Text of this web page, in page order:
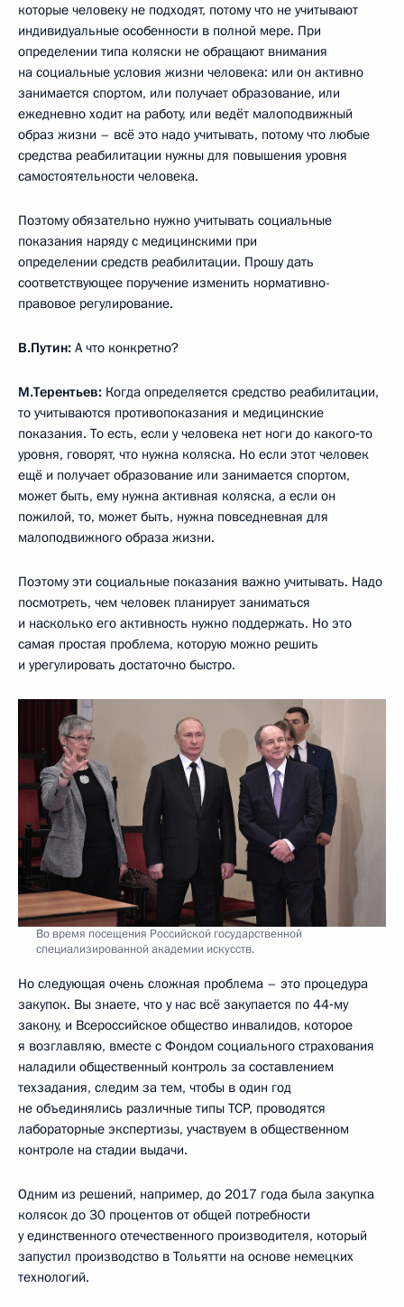
которые человеку не подходят, потому что не учитывают
индивидуальные особенности в полной мере. При
определении типа коляски не обращают внимания
на социальные условия жизни человека: или он активно
занимается спортом, или получает образование, или
ежедневно ходит на работу, или ведёт малоподвижный
образ жизни – всё это надо учитывать, потому что любые
средства реабилитации нужны для повышения уровня
самостоятельности человека.
Поэтому обязательно нужно учитывать социальные
показания наряду с медицинскими при
определении средств реабилитации. Прошу дать
соответствующее поручение изменить нормативно-
правовое регулирование.
В.Путин: А что конкретно?
М.Терентьев: Когда определяется средство реабилитации,
то учитываются противопоказания и медицинские
показания. То есть, если у человека нет ноги до какого‑то
уровня, говорят, что нужна коляска. Но если этот человек
ещё и получает образование или занимается спортом,
может быть, ему нужна активная коляска, а если он
пожилой, то, может быть, нужна повседневная для
малоподвижного образа жизни.
Поэтому эти социальные показания важно учитывать. Надо
посмотреть, чем человек планирует заниматься
и насколько его активность нужно поддержать. Но это
самая простая проблема, которую можно решить
и урегулировать достаточно быстро.
Во время посещения Российской государственной
специализированной академии искусств.
Но следующая очень сложная проблема – это процедура
закупок. Вы знаете, что у нас всё закупается по 44‑му
закону, и Всероссийское общество инвалидов, которое
я возглавляю, вместе с Фондом социального страхования
наладили общественный контроль за составлением
техзадания, следим за тем, чтобы в один год
не объединялись различные типы ТСР, проводятся
лабораторные экспертизы, участвуем в общественном
контроле на стадии выдачи.
Одним из решений, например, до 2017 года была закупка
колясок до 30 процентов от общей потребности
у единственного отечественного производителя, который
запустил производство в Тольятти на основе немецких
технологий.